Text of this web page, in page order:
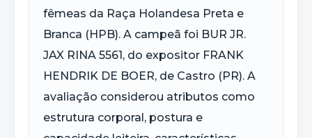
fêmeas da Raça Holandesa Preta e
Branca (HPB). A campeã foi BUR JR.
JAX RINA 5561, do expositor FRANK
HENDRIK DE BOER, de Castro (PR). A
avaliação considerou atributos como
estrutura corporal, postura e